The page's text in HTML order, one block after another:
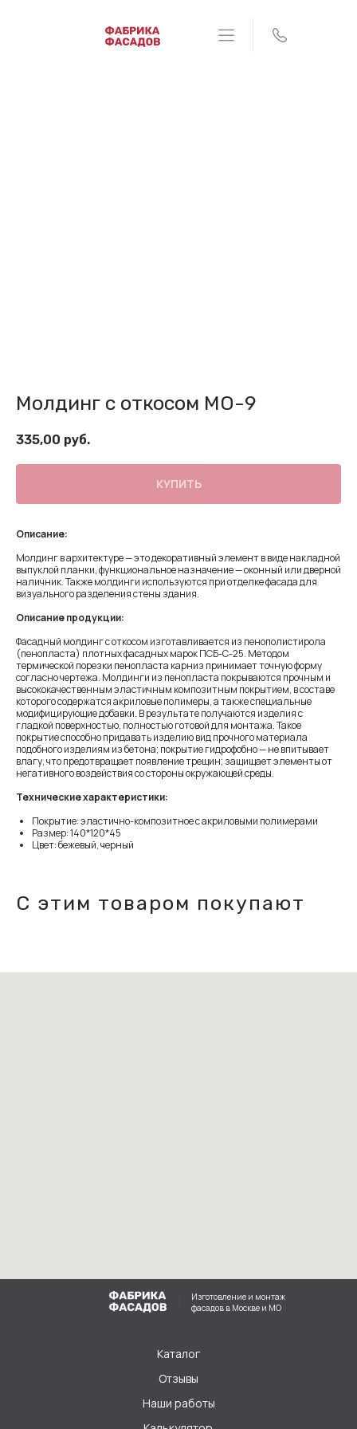
Молдинг с откосом МО-9
335,00 руб.
КУПИТЬ
Описание:
Молдинг в архитектуре — это декоративный элемент в виде накладной
выпуклой планки, функциональное назначение — оконный или дверной
наличник. Также молдинги используются при отделке фасада для
визуального разделения стены здания.
Описание продукции:
Фасадный молдинг с откосом изготавливается из пенополистирола
(пенопласта) плотных фасадных марок ПСБ-С-25. Методом
термической порезки пенопласта карниз принимает точную форму
согласно чертежа. Молдинги из пенопласта покрываются прочным и
высококачественным эластичным композитным покрытием, в составе
которого содержатся акриловые полимеры, а также специальные
модифицирующие добавки. В результате получаются изделия с
гладкой поверхностью, полностью готовой для монтажа. Такое
покрытие способно придавать изделию вид прочного материала
подобного изделиям из бетона; покрытие гидрофобно — не впитывает
влагу, что предотвращает появление трещин; защищает элементы от
негативного воздействия со стороны окружающей среды.
Технические характеристики:
Покрытие: эластично-композитное с акриловыми полимерами
Размер: 140*120*45
Цвет: бежевый, черный
С этим товаром покупают
Наши работы
Отзывы
Каталог
Изготовление и монтаж
фасадов в Москве и МО